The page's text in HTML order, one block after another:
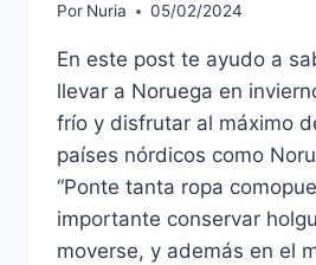
Por Nuria 05/02/2024
En este post te ayudo a
llevar a Noruega en
frío y disfrutar al máximo
países nórdicos como
“Ponte tanta ropa
importante conservar
moverse, y además en el